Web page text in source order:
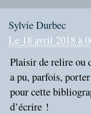
Sylvie Durbec
Le 18 avril 2018 à
Plaisir de relire ou
a pu, parfois,
pour cette
d’écrire !